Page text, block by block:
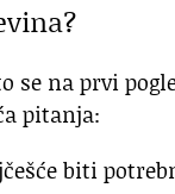
se na prvi
pitanja:
biti